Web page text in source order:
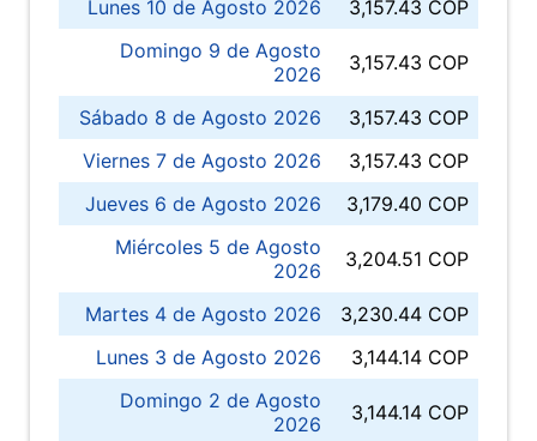
Lunes 10 de Agosto 2026
3,157.43 COP
Domingo 9 de Agosto
2026
3,157.43 COP
Sábado 8 de Agosto 2026
3,157.43 COP
Viernes 7 de Agosto 2026
3,157.43 COP
Jueves 6 de Agosto 2026
3,179.40 COP
Miércoles 5 de Agosto
2026
3,204.51 COP
Martes 4 de Agosto 2026
3,230.44 COP
Lunes 3 de Agosto 2026
3,144.14 COP
Domingo 2 de Agosto
2026
3,144.14 COP